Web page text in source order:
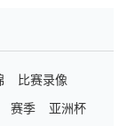
比赛录像
赛季
亚洲杯